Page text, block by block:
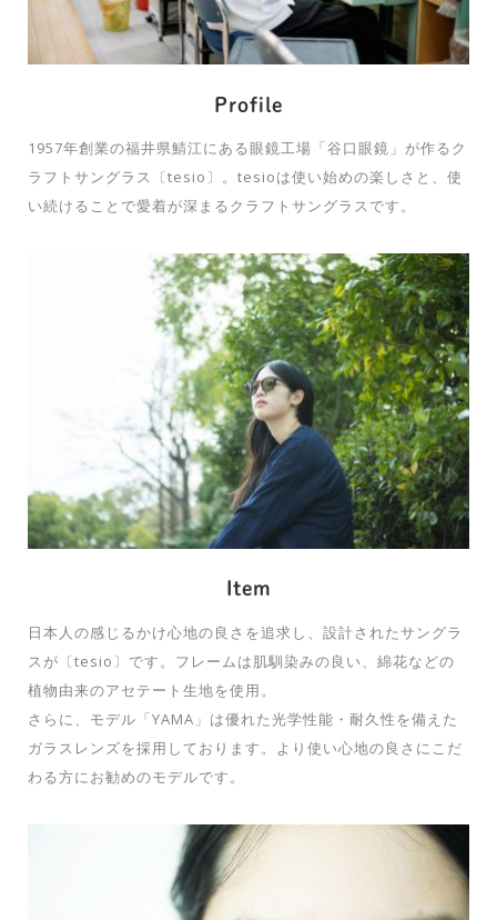
Profile
1957年創業の福井県鯖江にある眼鏡工場「谷口眼鏡」が作るク
ラフトサングラス〔tesio〕。tesioは使い始めの楽しさと、使
い続けることで愛着が深まるクラフトサングラスです。
Item
日本人の感じるかけ心地の良さを追求し、設計されたサングラ
スが〔tesio〕です。フレームは肌馴染みの良い、綿花などの
植物由来のアセテート生地を使用。
さらに、モデル「YAMA」は優れた光学性能・耐久性を備えた
ガラスレンズを採用しております。より使い心地の良さにこだ
わる方にお勧めのモデルです。